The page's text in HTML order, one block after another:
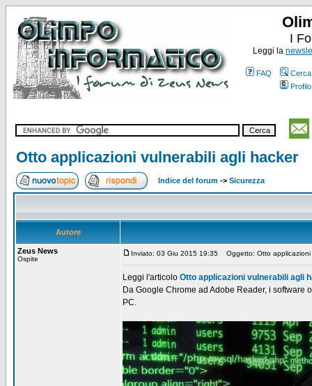
I
Leggi la
FAQ
Cerca
Profilo
Otto applicazioni vulnerabili agli hacker
Indice del forum -> Sicurezza
Autore
Zeus News
Ospite
Inviato: 03 Giu 2015 19:35 Oggetto: Otto applicazioni
Leggi l'articolo Otto applicazioni vulnerabili agli
Da Google Chrome ad Adobe Reader, i
PC.